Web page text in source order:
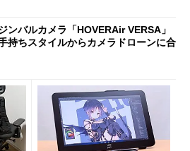
ンバルカメラ「HOVERAir VERSA」
ちスタイルからカメラドローンに合